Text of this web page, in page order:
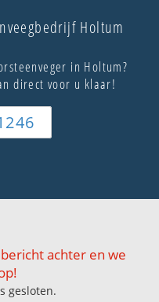
Holtum
in Holtum?
direct voor u klaar!
achter en we
gesloten.